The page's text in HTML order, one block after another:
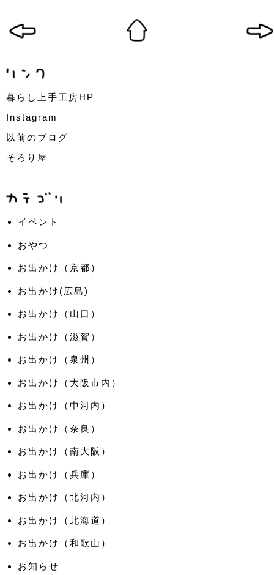
暮らし上手工房HP
Instagram
以前のブログ
そろり屋
イベント
おやつ
お出かけ（京都）
お出かけ(広島)
お出かけ（山口）
お出かけ（滋賀）
お出かけ（泉州）
お出かけ（大阪市内）
お出かけ（中河内）
お出かけ（奈良）
お出かけ（南大阪）
お出かけ（兵庫）
お出かけ（北河内）
お出かけ（北海道）
お出かけ（和歌山）
お知らせ